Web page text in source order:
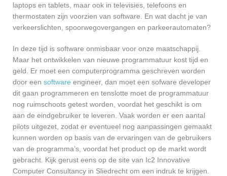
laptops en tablets, maar ook in televisies, telefoons en
thermostaten zijn voorzien van software. En wat dacht je van
verkeerslichten, spoorwegovergangen en parkeerautomaten?
In deze tijd is software onmisbaar voor onze maatschappij.
Maar het ontwikkelen van nieuwe programmatuur kost tijd en
geld. Er moet een computerprogramma geschreven worden
door een software engineer, dan moet een sofware developer
dit gaan programmeren en tenslotte moet de programmatuur
nog ruimschoots getest worden, voordat het geschikt is om
aan de eindgebruiker te leveren. Vaak worden er een aantal
pilots uitgezet, zodat er eventueel nog aanpassingen gemaakt
kunnen worden op basis van de ervaringen van de gebruikers
van de programma’s, voordat het product op de markt wordt
gebracht. Kijk gerust eens op de site van Ic2 Innovative
Computer Consultancy in Sliedrecht om een indruk te krijgen.